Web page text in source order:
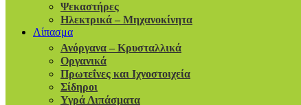
Ψεκαστήρες
Ηλεκτρικά – Μηχανοκίνητα
Λίπασμα
Ανόργανα – Κρυσταλλικά
Οργανικά
Πρωτεΐνες και Ιχνοστοιχεία
Σίδηροι
Υγρά Λιπάσματα